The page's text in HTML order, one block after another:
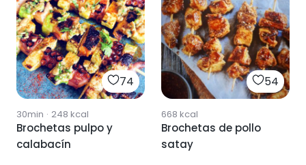
74
30min · 248 kcal
Brochetas pulpo y
calabacín
54
668 kcal
Brochetas de pollo
satay